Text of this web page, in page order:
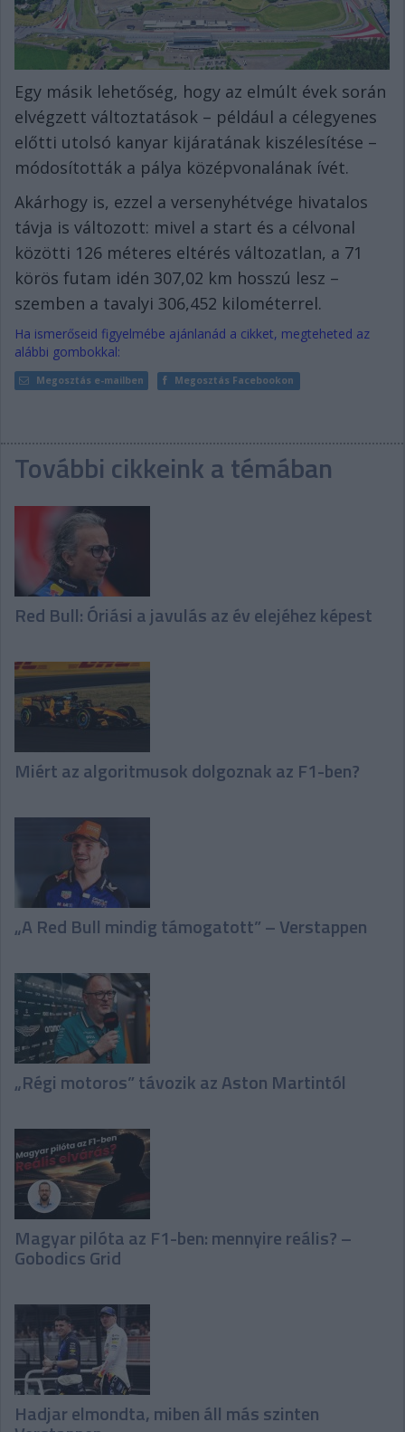
Egy másik lehetőség, hogy az elmúlt évek során
elvégzett változtatások – például a célegyenes
előtti utolsó kanyar kijáratának kiszélesítése –
módosították a pálya középvonalának ívét.
Akárhogy is, ezzel a versenyhétvége hivatalos
távja is változott: mivel a start és a célvonal
közötti 126 méteres eltérés változatlan, a 71
körös futam idén 307,02 km hosszú lesz –
szemben a tavalyi 306,452 kilométerrel.
Ha ismerőseid figyelmébe ajánlanád a cikket, megteheted az
alábbi gombokkal:
Megosztás e-mailben Megosztás Facebookon
További cikkeink a témában
Red Bull: Óriási a javulás az év elejéhez képest
Miért az algoritmusok dolgoznak az F1-ben?
„A Red Bull mindig támogatott” – Verstappen
„Régi motoros” távozik az Aston Martintól
Magyar pilóta az F1-ben: mennyire reális? –
Gobodics Grid
Hadjar elmondta, miben áll más szinten